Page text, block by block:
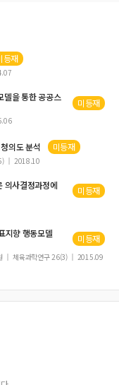
미치는 영향
등재
델을 통한 공공스
미등재
의도 분석 미등재
2018.10
의사결정과정에
미등재
지향행동모델
미등재
체육과학연구 26(3) 2015.09